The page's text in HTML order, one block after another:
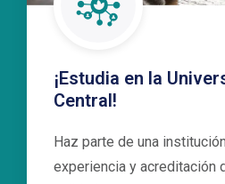
¡Estudia en la
Central!
Haz parte de una
experiencia y acreditación